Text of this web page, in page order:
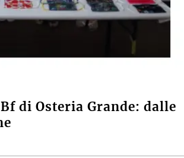
di Osteria Grande: dalle